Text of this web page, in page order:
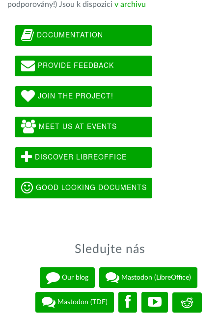
podporovány!) Jsou k dispozici v archivu
DOCUMENTATION
PROVIDE FEEDBACK
JOIN THE PROJECT!
MEET US AT EVENTS
DISCOVER LIBREOFFICE
GOOD LOOKING DOCUMENTS
Sledujte nás
Our blog Mastodon (LibreOffice)
Mastodon (TDF)